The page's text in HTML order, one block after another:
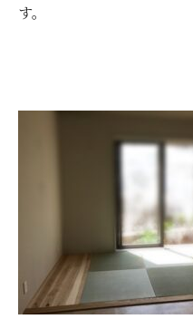
す。